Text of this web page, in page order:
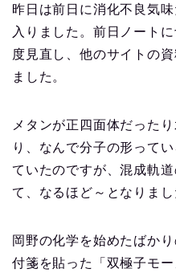
昨日は前日に消化不良気
入りました。前日ノート
度見直し、他のサイトの
ました。
メタンが正四面体だった
り、なんで分子の形って
ていたのですが、混成軌
て、なるほど～となりまし
岡野の化学を始めたばか
付箋を貼った「双極子モ